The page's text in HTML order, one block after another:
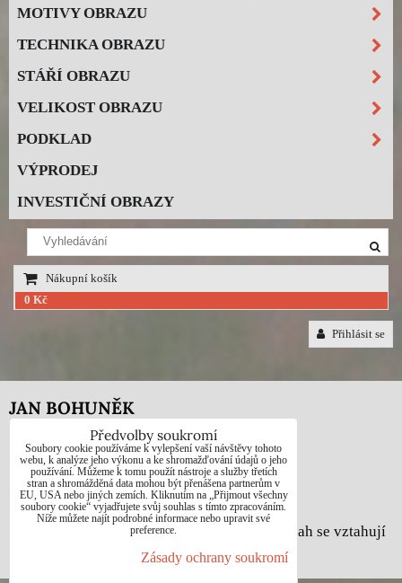
MOTIVY OBRAZU
TECHNIKA OBRAZU
STÁŘÍ OBRAZU
VELIKOST OBRAZU
PODKLAD
VÝPRODEJ
INVESTIČNÍ OBRAZY
Nákupní košík
0 Kč
Přihlásit se
JAN BOHUNĚK
Telefon: +420725021832
e-mail: 1jab@seznam.cz
web: www.prodej-obrazy.eu
© Jan Bohuněk - Na všechny fotografie a obsah se vztahují
autorská práva dle zákona č. 121/2000 Sb.
Předvolby soukromí
Soubory cookie používáme k vylepšení vaší návštěvy tohoto
webu, k analýze jeho výkonu a ke shromažďování údajů o jeho
používání. Můžeme k tomu použít nástroje a služby třetích
stran a shromážděná data mohou být přenášena partnerům v
EU, USA nebo jiných zemích. Kliknutím na „Přijmout všechny
soubory cookie“ vyjadřujete svůj souhlas s tímto zpracováním.
Níže můžete najít podrobné informace nebo upravit své
preference.
Zásady ochrany soukromí